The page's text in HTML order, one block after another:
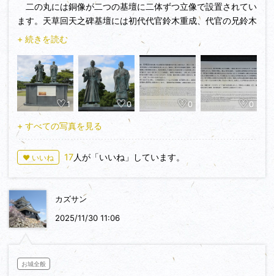
二の丸には銅像が二つの基壇に二体ずつ立像で設置されてい
ます。天草回天之碑基壇には初代代官鈴木重成、代官の兄鈴木
正三和尚が並んで立っています。もう一つは日本の恩人基壇に
は頼山陽と勝海舟が並んで立っています。
１５年前の初登城では鈴木代官は何処からの赴任かな？と言
うくらいサラッと流していたのですが、今年３月三河で唯一残
って居た山城の松平山城を初登城した後、周辺の城を探訪しよ
うと寄った、鈴木代官の領地である椎城、則定陣屋の中腹に富
岡城と同じ鈴木代官兄弟の像が有り、１５年間の、もやもやが
一挙に解決、自分の身を捧げて天草の領民を助けた鈴木代官で
三河出身の方だったのですね。
今年３月に鈴木代官の領地を偶然にも訪ねたので、改めてま
じまじと鈴木重成代官、鈴木正三和尚銅像を拝見しました、解
説板も撮影し投稿致します。
頼山陽と勝海舟は説明のいらない超有名人ですので銅像の写
真投稿のみとと致します。
頼山陽と勝海舟の基壇北面に富岡城の城歴が掲示されて居ま
したので写真掲載します。
+ 続きを読む
1 0 0 0
+ すべての写真を見る
♥ いいね 17人が「いいね」しています。
カズサン
2025/11/30 11:06
お城全般